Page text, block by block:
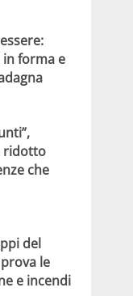
forma e
ridotto
che
del
le
e incendi